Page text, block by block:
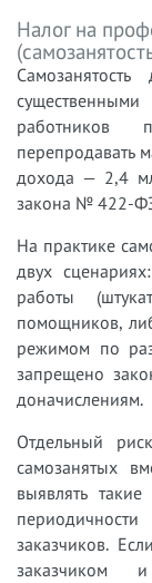
Налог на
работников
перепродавать
дохода — 2,4
закона № 422-
На практике
двух
работы
помощников,
режимом по
запрещено
доначислениям.
Отдельный
самозанятых
выявлять
заказчиков.
заказчиком